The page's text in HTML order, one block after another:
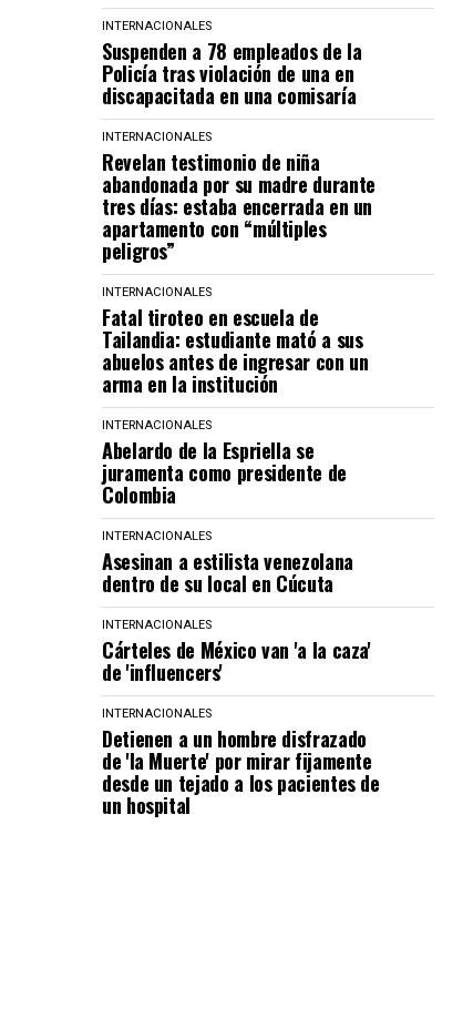
INTERNACIONALES
Suspenden a 78 empleados de la
Policía tras violación de una en
discapacitada en una comisaría
INTERNACIONALES
Revelan testimonio de niña
abandonada por su madre durante
tres días: estaba encerrada en un
apartamento con “múltiples
peligros”
INTERNACIONALES
Fatal tiroteo en escuela de
Tailandia: estudiante mató a sus
abuelos antes de ingresar con un
arma en la institución
INTERNACIONALES
Abelardo de la Espriella se
juramenta como presidente de
Colombia
INTERNACIONALES
Asesinan a estilista venezolana
dentro de su local en Cúcuta
INTERNACIONALES
Cárteles de México van 'a la caza'
de 'influencers'
INTERNACIONALES
Detienen a un hombre disfrazado
de 'la Muerte' por mirar fijamente
desde un tejado a los pacientes de
un hospital